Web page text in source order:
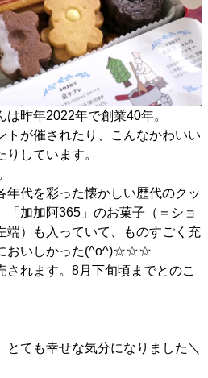
は昨年2022年で創業40年。
トが催されたり、こんなかわいい
しています。
年代を彩った懐かしい歴代のクッ
「加加阿365」のお菓子（＝ショ
端）も入っていて、ものすごく充
おいしかった(^o^)☆☆☆
されます。8月下旬頃までとのこ
ても幸せな気分になりました＼